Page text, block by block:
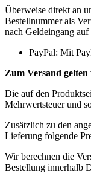
Überweise direkt an
Bestellnummer als
nach Geldeingang
PayPal: Mit
Zum Versand
Die auf den
Mehrwertsteuer und
Zusätzlich zu den
Lieferung folgende
Wir berechnen die
Bestellung innerhalb